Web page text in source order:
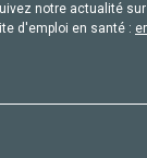
notre actualité
d'emploi en santé :